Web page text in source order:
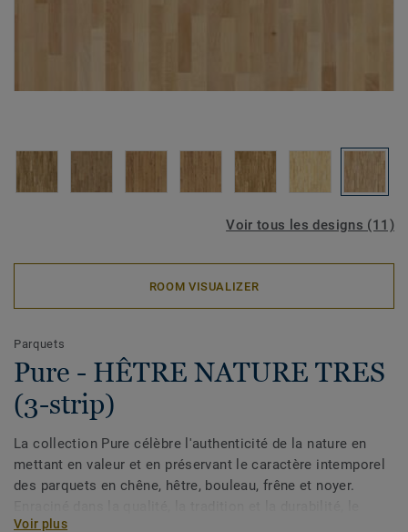
Voir tous les designs (11)
ROOM VISUALIZER
Parquets
Pure - HÊTRE NATURE TRES
(3-strip)
La collection Pure célèbre l'authenticité de la nature en
mettant en valeur et en préservant le caractère intemporel
des parquets en chêne, hêtre, bouleau, frêne et noyer.
caractère unique de chaque essence de bois ne se démode
Voir plus